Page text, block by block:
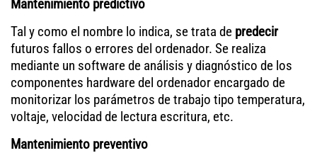
Mantenimiento predictivo
Tal y como el nombre lo indica, se trata de predecir
futuros fallos o errores del ordenador. Se realiza
mediante un software de análisis y diagnóstico de los
componentes hardware del ordenador encargado de
monitorizar los parámetros de trabajo tipo temperatura,
voltaje, velocidad de lectura escritura, etc.
Mantenimiento preventivo